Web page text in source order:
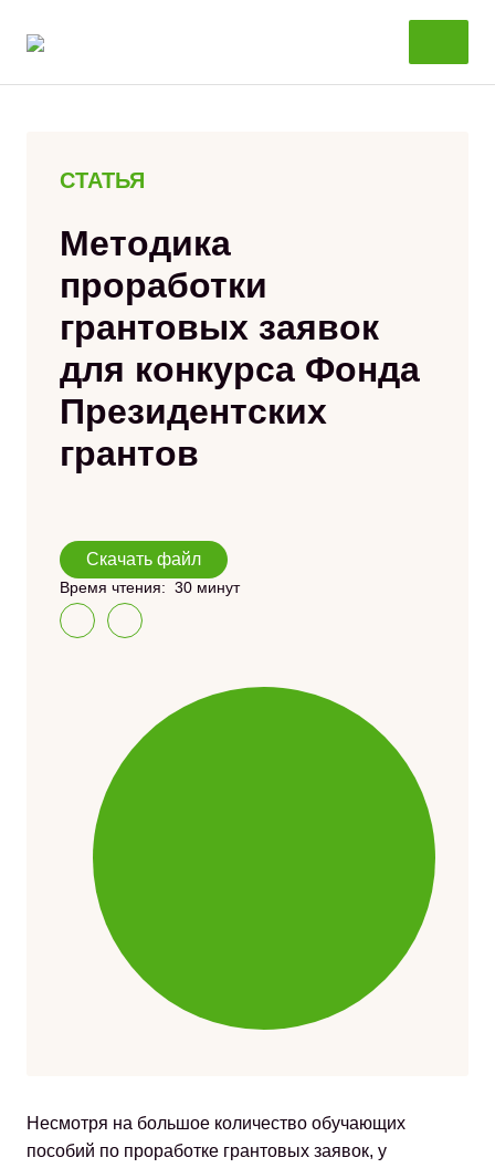
СТАТЬЯ
Методика
проработки
грантовых заявок
для конкурса Фонда
Президентских
грантов
Скачать файл
Время чтения: 30 минут
Несмотря на большое количество обучающих
пособий по проработке грантовых заявок, у